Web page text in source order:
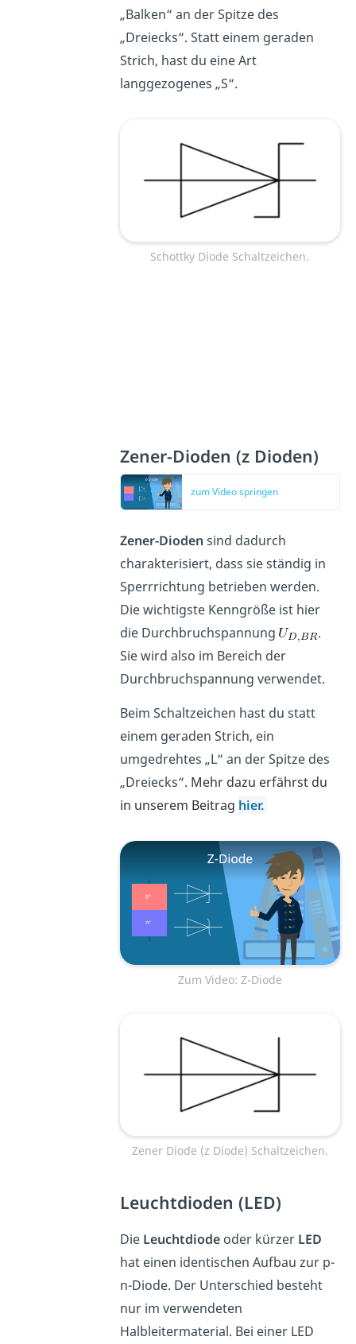
„Balken“ an der Spitze des
„Dreiecks“. Statt einem geraden
Strich, hast du eine Art
langgezogenes „S“.
Schottky Diode Schaltzeichen.
Zener-Dioden (z Dioden)
zum Video springen
Zener-Dioden sind dadurch
charakterisiert, dass sie ständig in
Sperrrichtung betrieben werden.
Die wichtigste Kenngröße ist hier
die Durchbruchspannung
.
Sie wird also im Bereich der
Durchbruchspannung verwendet.
Beim Schaltzeichen hast du statt
einem geraden Strich, ein
umgedrehtes „L“ an der Spitze des
„Dreiecks“. Mehr dazu erfährst du
in unserem Beitrag hier.
Zum Video: Z-Diode
Zener Diode (z Diode) Schaltzeichen.
Leuchtdioden (LED)
Die Leuchtdiodeoder kürzer LED
hat einen identischen Aufbau zur p-
n-Diode. Der Unterschied besteht
nur im verwendeten
Halbleitermaterial. Bei einer LED